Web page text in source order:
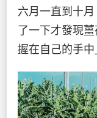
六月一直到十
了一下才發現
握在自己的手中